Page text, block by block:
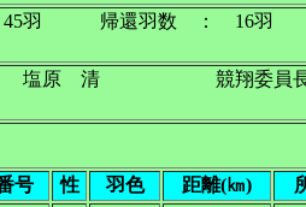
羽 帰還羽数 ： 16
塩原 清 競翔委員
号 性 羽色 距離(㎞)